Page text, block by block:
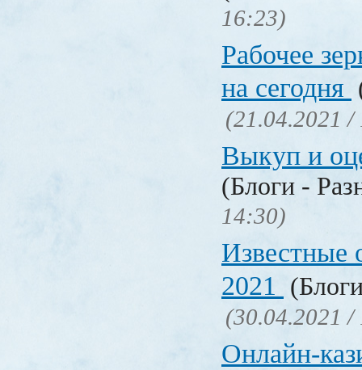
16:23)
Рабочее
на сегодня
(21.04.2021 /
Выкуп и
(Блоги -
14:30)
Известные
2021
(30.04.2021 /
Онлайн-